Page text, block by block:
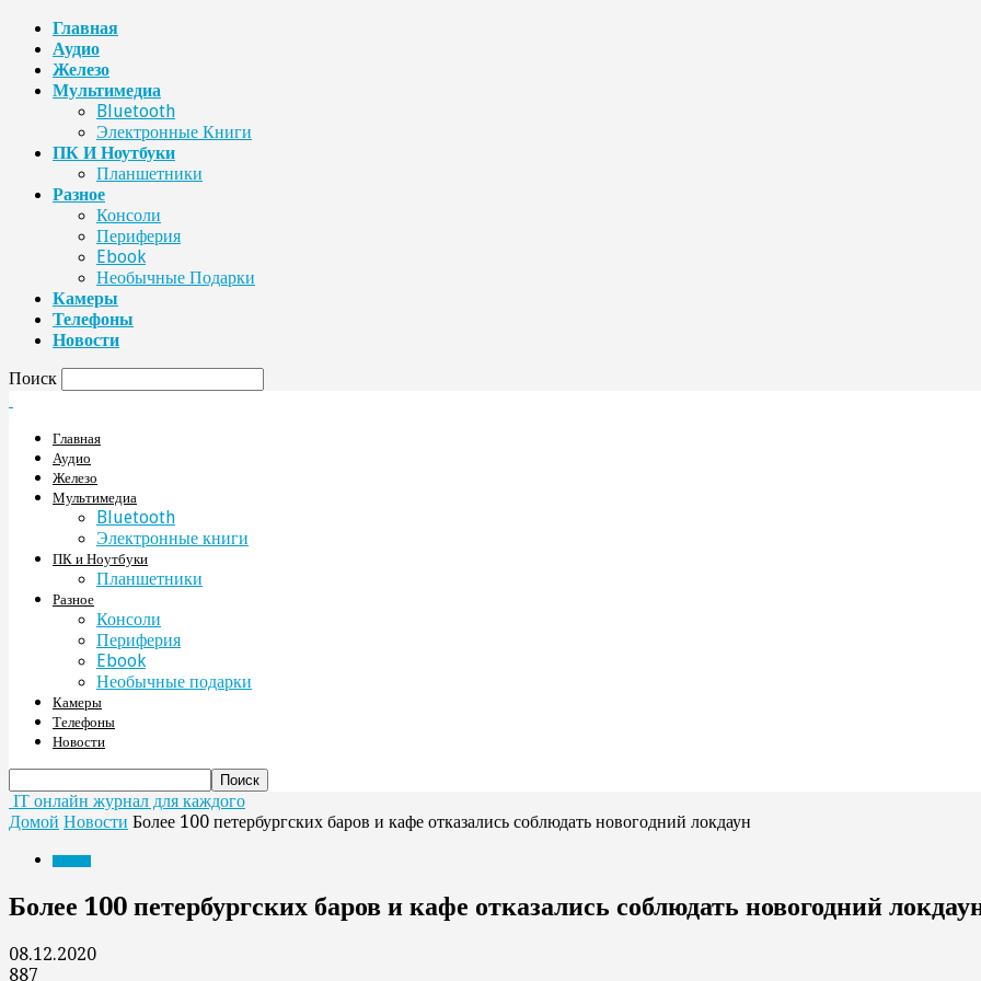
Главная
Аудио
Железо
Мультимедиа
Bluetooth
Электронные Книги
ПК И Ноутбуки
Планшетники
Разное
Консоли
Периферия
Ebook
Необычные Подарки
Камеры
Телефоны
Новости
Поиск
Главная
Аудио
Железо
Мультимедиа
Bluetooth
Электронные книги
ПК и Ноутбуки
Планшетники
Разное
Консоли
Периферия
Ebook
Необычные подарки
Камеры
Телефоны
Новости
IT онлайн журнал для каждого
Домой Новости Более 100 петербургских баров и кафе отказались соблюдать новогодний локдаун
Более 100 петербургских баров и кафе отказались соблюдать новогодний
08.12.2020
887